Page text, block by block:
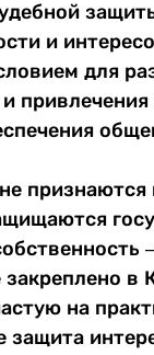
и
для
привлечения
в
на
защита